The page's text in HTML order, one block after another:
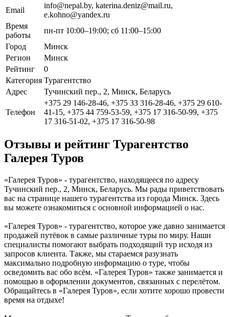
Email
info@nepal.by, katerina.deniz@mail.ru,
e.kohno@yandex.ru
Время
работы
пн-пт 10:00–19:00; сб 11:00–15:00
Город
Минск
Регион
Минск
Рейтинг
0
Категория Турагентство
Адрес
Тучинский пер., 2, Минск, Беларусь
Телефон
+375 29 146-28-46, +375 33 316-28-46, +375 29 610-
41-15, +375 44 759-53-59, +375 17 316-50-99, +375
17 316-51-02, +375 17 316-50-98
Отзывы и рейтинг Турагентство
Галерея Туров
«Галерея Туров» - турагентство, находящееся по адресу
Тучинский пер., 2, Минск, Беларусь. Мы рады приветствовать
вас на странице нашего турагентства из города Минск. Здесь
вы можете ознакомиться с основной информацией о нас.
«Галерея Туров» - турагентство, которое уже давно занимается
продажей путёвок в самые различные туры по миру. Наши
специалисты помогают выбрать подходящий тур исходя из
запросов клиента. Также, мы стараемся разузнать
максимально подробную информацию о туре, чтобы
осведомить вас обо всём. «Галерея Туров» также занимается и
помощью в оформлении документов, связанных с перелётом.
Обращайтесь в «Галерея Туров», если хотите хорошо провести
время на отдыхе!